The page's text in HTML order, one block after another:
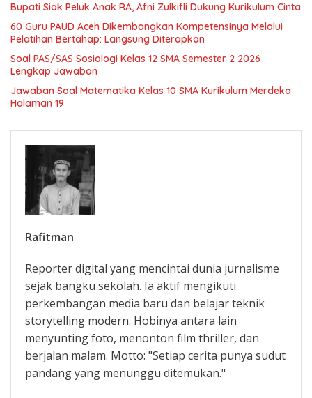
Bupati Siak Peluk Anak RA, Afni Zulkifli Dukung Kurikulum Cinta
60 Guru PAUD Aceh Dikembangkan Kompetensinya Melalui
Pelatihan Bertahap: Langsung Diterapkan
Soal PAS/SAS Sosiologi Kelas 12 SMA Semester 2 2026
Lengkap Jawaban
Jawaban Soal Matematika Kelas 10 SMA Kurikulum Merdeka
Halaman 19
Rafitman
Reporter digital yang mencintai dunia jurnalisme
sejak bangku sekolah. Ia aktif mengikuti
perkembangan media baru dan belajar teknik
storytelling modern. Hobinya antara lain
menyunting foto, menonton film thriller, dan
berjalan malam. Motto: "Setiap cerita punya sudut
pandang yang menunggu ditemukan."